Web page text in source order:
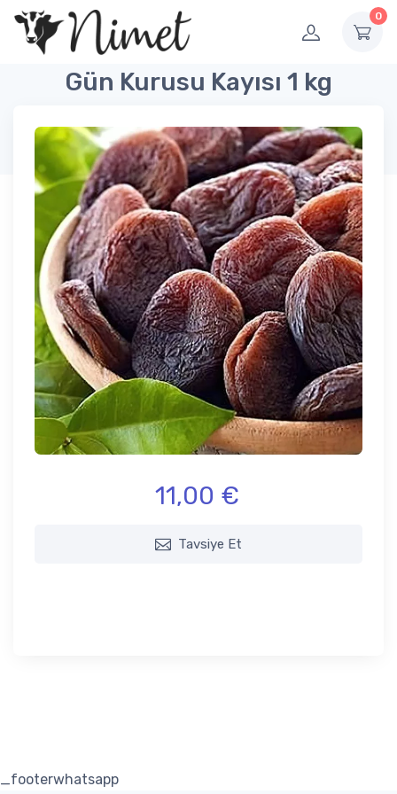
0
Gün Kurusu Kayısı 1 kg
11,00 €
Tavsiye Et
_footerwhatsapp